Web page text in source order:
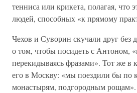
тенниса или крикета, полагая, что
людей, способных «к прямому
Чехов и Суворин скучали друг без
о том, чтобы посидеть с Антоном,
перекидываясь фразами». Тот же в
его в Москву: «мы поездили бы по
монастырям, подгородным